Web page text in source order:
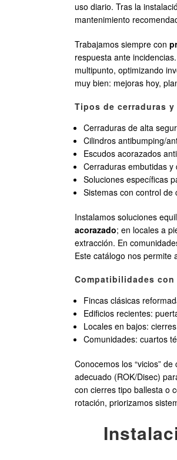
uso diario. Tras la
mantenimiento
Trabajamos siempre con
respuesta ante
multipunto, optimizando
muy bien: mejoras hoy,
Tipos de cerraduras
Cerraduras de alta
Cilindros antibumping/
Escudos acorazados
Cerraduras embutidas
Soluciones específicas
Sistemas con control de
Instalamos soluciones
acorazado; en locales a
extracción. En
Este catálogo nos permite
Compatibilidades
Fincas clásicas
Edificios recientes:
Locales en bajos:
Comunidades: cuartos
Conocemos los “vicios”
adecuado (ROK/Disec)
con cierres tipo ballesta o
rotación, priorizamos